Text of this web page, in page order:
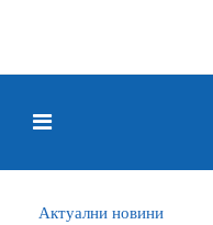
Актуални новини